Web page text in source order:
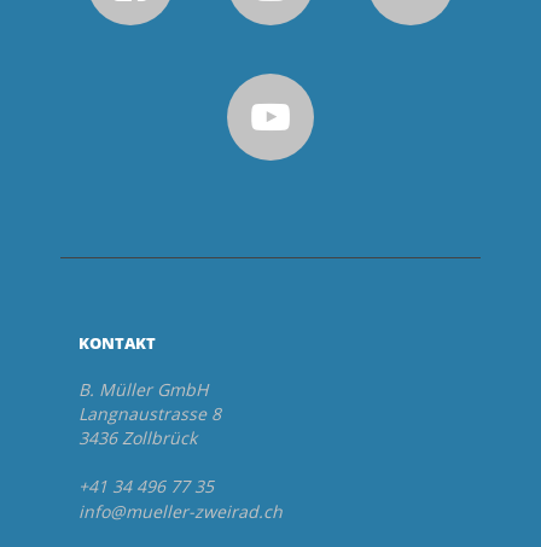
KONTAKT
B. Müller GmbH
Langnaustrasse 8
3436 Zollbrück
+41 34 496 77 35
info@mueller-zweirad.ch